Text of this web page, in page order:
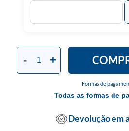
Formas de
Todas as formas de
- +
Devolução em